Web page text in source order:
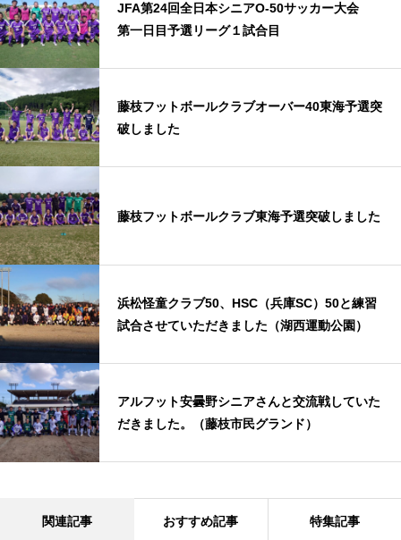
JFA第24回全日本シニアO-50サッカー大会
第一日目予選リーグ１試合目
藤枝フットボールクラブオーバー40東海予選突
破しました
藤枝フットボールクラブ東海予選突破しました
浜松怪童クラブ50、HSC（兵庫SC）50と練習
試合させていただきました（湖西運動公園）
アルフット安曇野シニアさんと交流戦していた
だきました。（藤枝市民グランド）
関連記事 おすすめ記事 特集記事